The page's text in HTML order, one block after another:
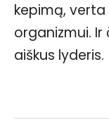
kepimą, verta
organizmui.
aiškus lyderis.